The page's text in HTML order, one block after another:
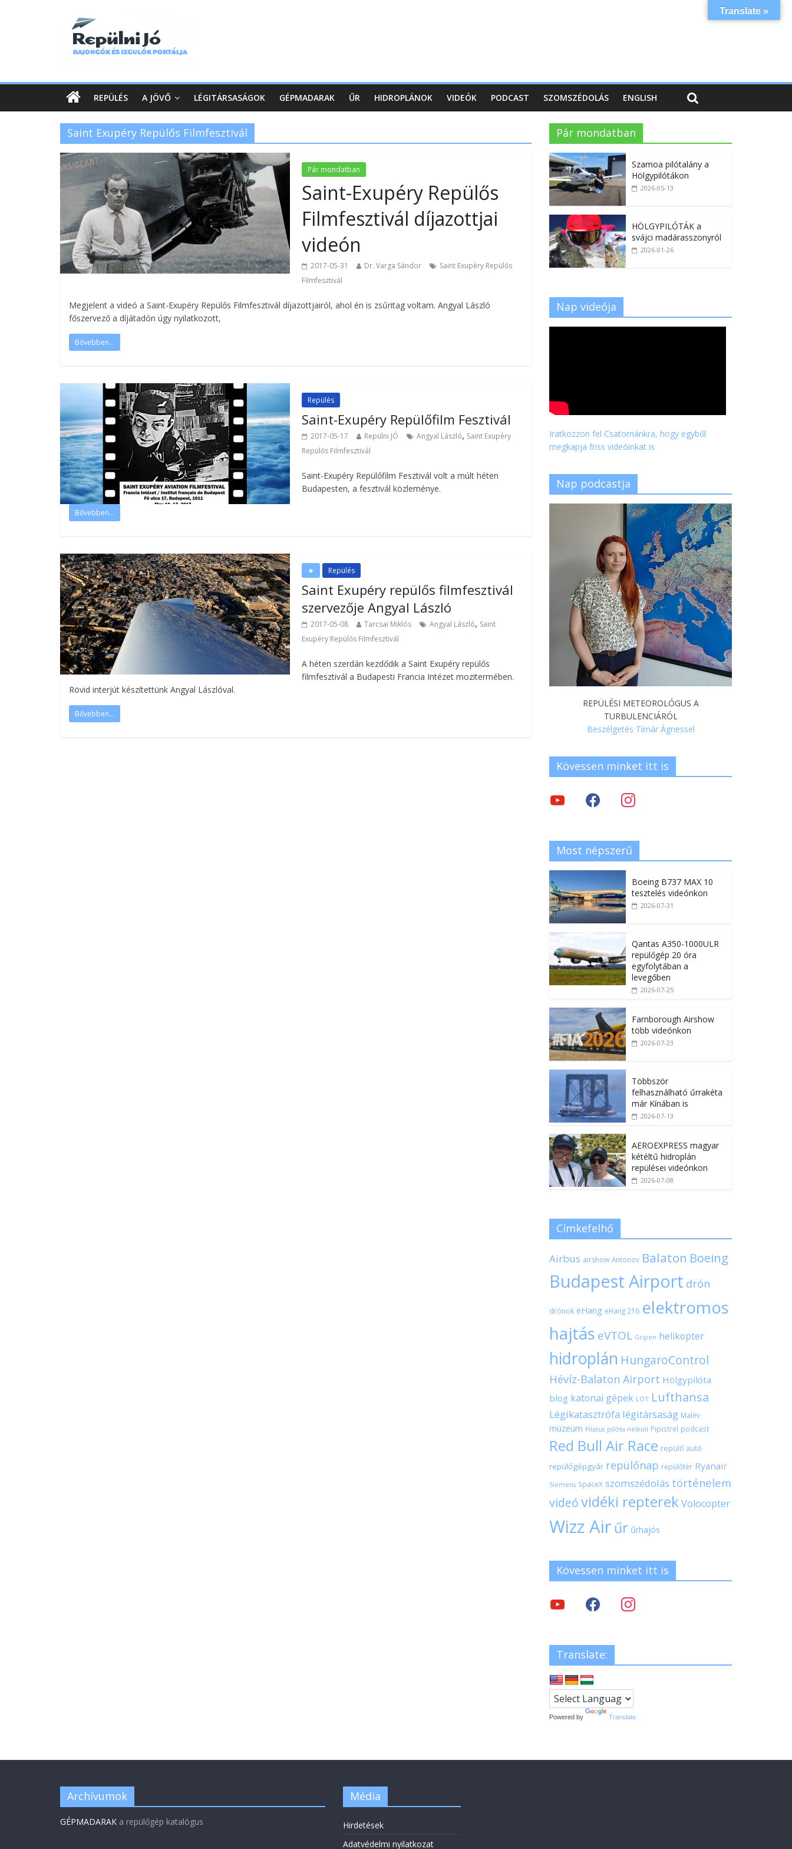
REPÜLÉS A JÖVŐ LÉGITÁRSASÁGOK GÉPMADARAK ŰR HIDROPLÁNOK VIDEÓK PODCAST SZOMSZÉDOLÁS ENGLISH
Saint Exupéry Repülős Filmfesztivál
Pár mondatban
Saint-Exupéry Repülős
Filmfesztivál díjazottjai
videón
2017-05-31 Dr. Varga Sándor
Saint Exupéry Repülős
Filmfesztivál
Megjelent a videó a Saint-Exupéry Repülős Filmfesztivál díjazottjairól, ahol én is zsűritag voltam. Angyal László
főszervező a díjátadón úgy nyilatkozott,
Bővebben...
Repülés
Saint-Exupéry Repülőfilm Fesztivál
2017-05-17 Repülni JÓ Angyal László, Saint Exupéry
Repülős Filmfesztivál
Saint-Exupéry Repülőfilm Fesztivál volt a múlt héten
Budapesten, a fesztivál közleménye.
Bővebben...
★ Repülés
Saint Exupéry repülős filmfesztivál
szervezője Angyal László
2017-05-08 Tarcsai Miklós Angyal László, Saint
Exupéry Repülős Filmfesztivál
A héten szerdán kezdődik a Saint Exupéry repülős
filmfesztivál a Budapesti Francia Intézet mozitermében.
Rövid interjút készítettünk Angyal Lászlóval.
Bővebben...
Pár mondatban
Szamoa pilótalány a
Hölgypilótákon
2026-05-13
HÖLGYPILÓTÁK a
svájci madárasszonyról
2026-01-26
Nap videója
Iratkozzon fel Csatornánkra, hogy egyből
megkapja friss videóinkat is
Nap podcastja
REPÜLÉSI METEOROLÓGUS A
TURBULENCIÁRÓL
Beszélgetés Tímár Ágnessel
Kövessen minket itt is
Most népszerű
Boeing B737 MAX 10
tesztelés videónkon
2026-07-31
Qantas A350-1000ULR
repülőgép 20 óra
egyfolytában a
levegőben
2026-07-25
Farnborough Airshow
több videónkon
2026-07-23
Többször
felhasználható űrrakéta
már Kínában is
2026-07-13
AEROEXPRESS magyar
kétéltű hidroplán
repülései videónkon
2026-07-08
Címkefelhő
Airbus airshow Antonov Balaton Boeing
Budapest Airport drón
drónok eHang eHang 216 elektromos
hajtás eVTOL Gripen helikopter
hidroplán HungaroControl
Hévíz-Balaton Airport Hölgypilóta
blog katonai gépek LOT Lufthansa
Légikatasztrófa légitársaság Malév
múzeum Pilatus pilóta nélküli Pipistrel podcast
Red Bull Air Race repülő autó
repülőgépgyár repülőnap repülőtér Ryanair
Siemens SpaceX szomszédolás történelem
videóvidéki repterek Volocopter
Wizz Air űr űrhajós
Kövessen minket itt is
Translate:
Powered by Translate
Archívumok
GÉPMADARAK a repülőgép katalógus
Média
Hirdetések
Adatvédelmi nyilatkozat
Translate »